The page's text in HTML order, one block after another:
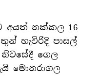
අයත් නක්කල 16
හැවිරිදි පාසල්
නිවසේදී ගෙල
මොනරාගල